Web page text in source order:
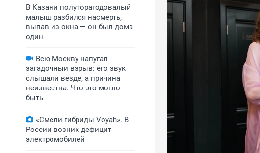
В Казани полуторагодовалый
малыш разбился насмерть,
выпав из окна — он был дома
один
Всю Москву напугал
загадочный взрыв: его звук
слышали везде, а причина
неизвестна. Что это могло
быть
«Смели гибриды Voyah». В
России возник дефицит
электромобилей